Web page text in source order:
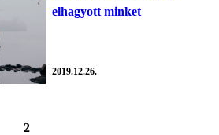
elhagyott minket
2019.12.26.
2